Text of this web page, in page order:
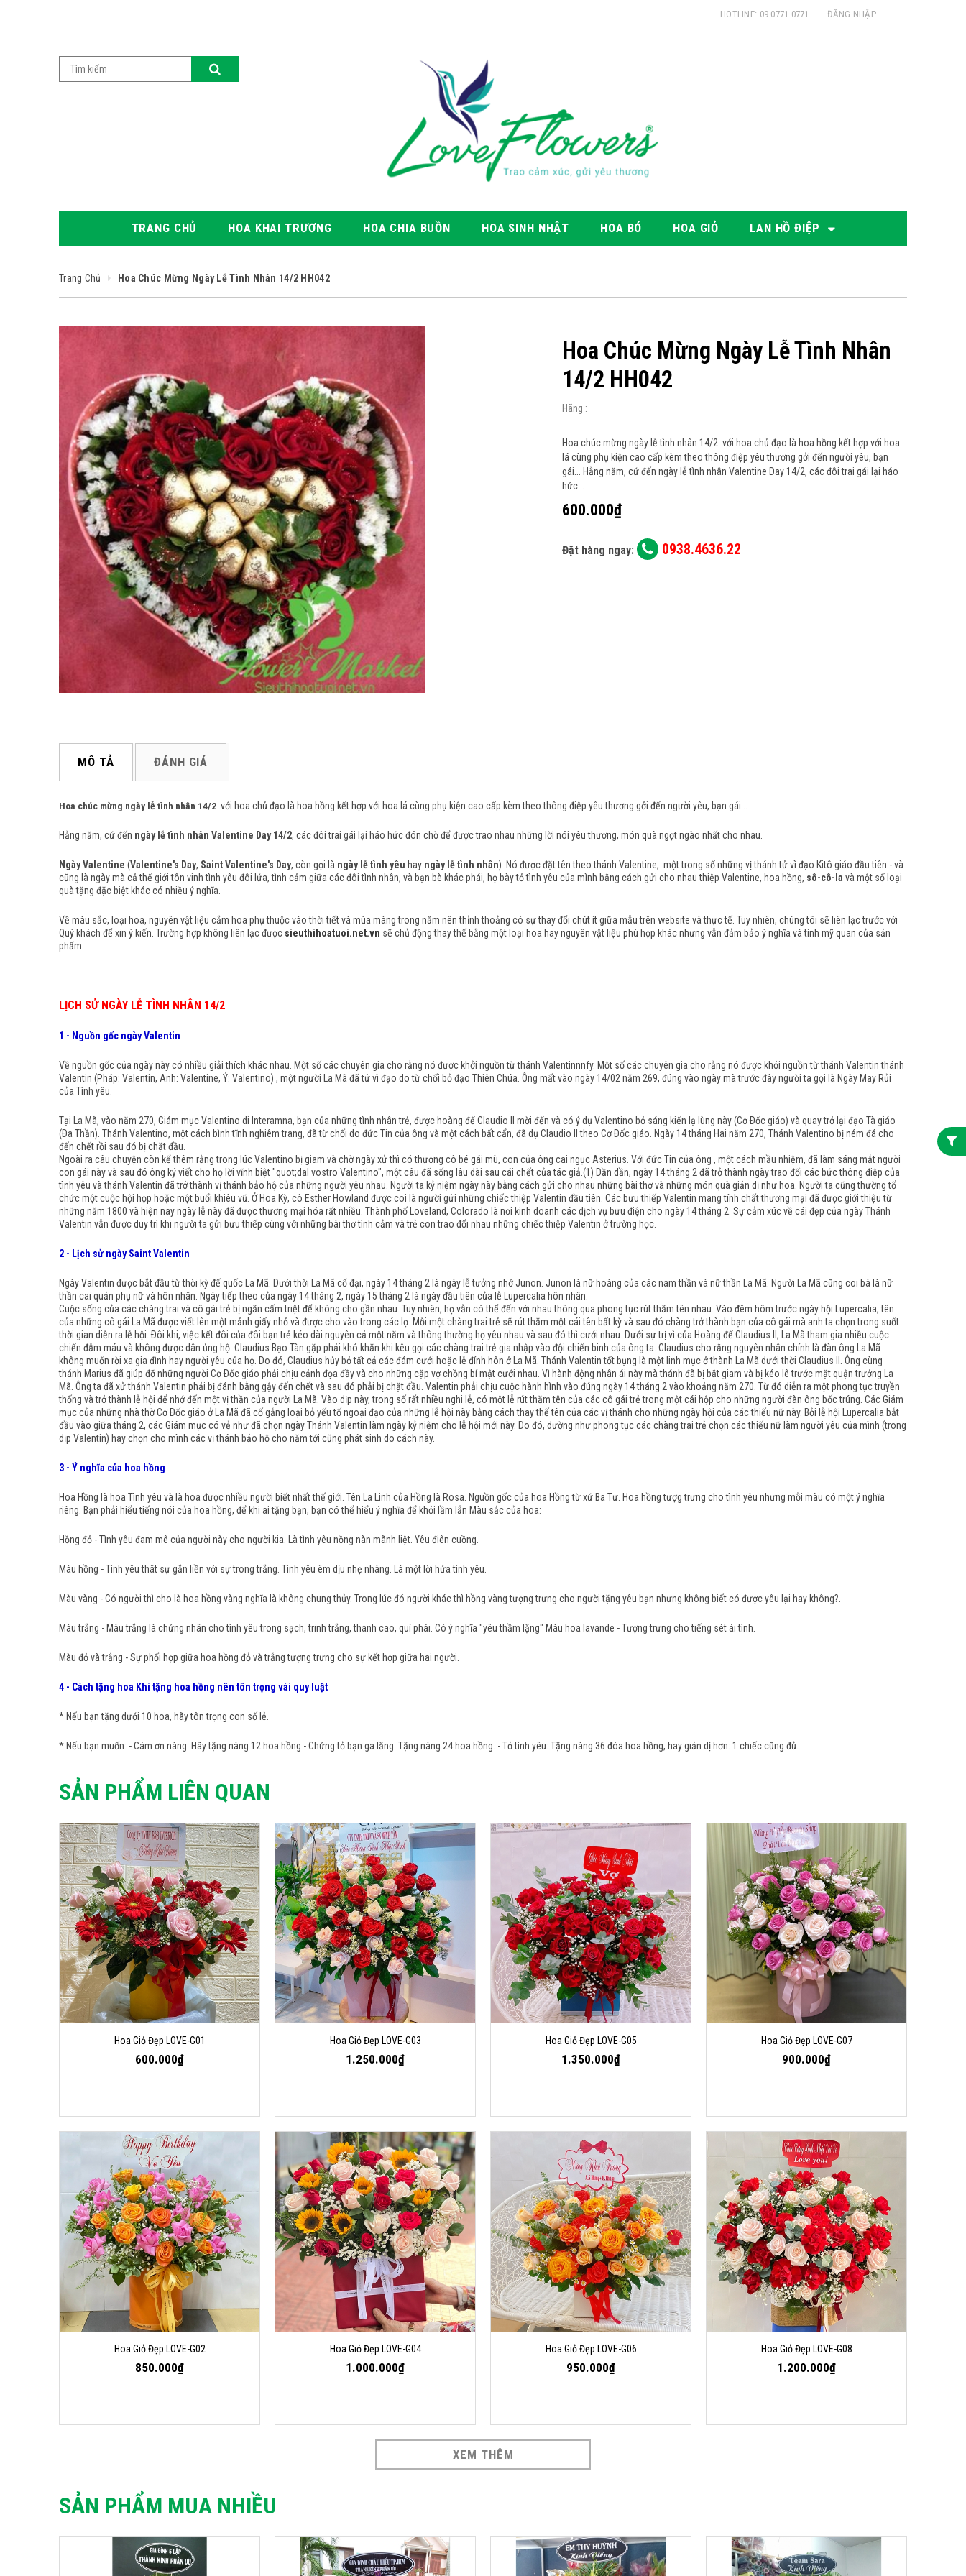
ĐĂNG NHẬP
HOTLINE: 09.0771.0771
TRANG CHỦ HOA KHAI TRƯƠNG HOA CHIA BUỒN HOA SINH NHẬT HOA BÓ HOA GIỎ LAN HỒ ĐIỆP
Trang Chủ Hoa Chúc Mừng Ngày Lễ Tình Nhân 14/2 HH042
Hoa Chúc Mừng Ngày Lễ Tình Nhân
14/2 HH042
Hãng :
Hoa chúc mừng ngày lễ tình nhân 14/2 với hoa chủ đạo là hoa hồng kết hợp với hoa
lá cùng phụ kiện cao cấp kèm theo thông điệp yêu thương gởi đến người yêu, bạn
gái... Hằng năm, cứ đến ngày lễ tình nhân Valentine Day 14/2, các đôi trai gái lại háo
hức...
600.000₫
Đặt hàng ngay: 0938.4636.22
MÔ TẢ ĐÁNH GIÁ
Hoa chúc mừng ngày lễ tình nhân 14/2 với hoa chủ đạo là hoa hồng kết hợp với hoa lá cùng phụ kiện cao cấp kèm theo thông điệp yêu thương gởi đến người yêu, bạn gái...
Hằng năm, cứ đến ngày lễ tình nhân Valentine Day 14/2, các đôi trai gái lại háo hức đón chờ để được trao nhau những lời nói yêu thương, món quà ngọt ngào nhất cho nhau.
Ngày Valentine (Valentine's Day, Saint Valentine's Day, còn gọi là ngày lễ tình yêu hay ngày lễ tình nhân) Nó được đặt tên theo thánh Valentine, một trong số những vị thánh tử vì đạo Kitô giáo đầu tiên - và
cũng là ngày mà cả thế giới tôn vinh tình yêu đôi lứa, tình cảm giữa các đôi tình nhân, và bạn bè khác phái, họ bày tỏ tình yêu của mình bằng cách gửi cho nhau thiệp Valentine, hoa hồng, sô-cô-la và một số loại
quà tặng đặc biệt khác có nhiều ý nghĩa.
Về màu sắc, loại hoa, nguyên vật liệu cắm hoa phụ thuộc vào thời tiết và mùa màng trong năm nên thỉnh thoảng có sự thay đổi chút ít giữa mẫu trên website và thực tế. Tuy nhiên, chúng tôi sẽ liên lạc trước với
Quý khách để xin ý kiến. Trường hợp không liên lạc được sieuthihoatuoi.net.vn sẽ chủ động thay thế bằng một loại hoa hay nguyên vật liệu phù hợp khác nhưng vẫn đảm bảo ý nghĩa và tính mỹ quan của sản
phẩm.
LỊCH SỬ NGÀY LỄ TÌNH NHÂN 14/2
1 - Nguồn gốc ngày Valentin
Về nguồn gốc của ngày này có nhiều giải thích khác nhau. Một số các chuyên gia cho rằng nó được khởi nguồn từ thánh Valentinnnfy. Một số các chuyên gia cho rằng nó được khởi nguồn từ thánh Valentin thánh
Valentin (Pháp: Valentin, Anh: Valentine, Ý: Valentino) , một người La Mã đã tử vì đạo do từ chối bỏ đạo Thiên Chúa. Ông mất vào ngày 14/02 năm 269, đúng vào ngày mà trước đây người ta gọi là Ngày May Rủi
của Tình yêu.
Tại La Mã, vào năm 270, Giám mục Valentino di Interamna, bạn của những tình nhân trẻ, được hoàng đế Claudio II mời đến và có ý dụ Valentino bỏ sáng kiến lạ lùng này (Cơ Ðốc giáo) và quay trở lại đạo Tà giáo
(Ða Thần). Thánh Valentino, một cách bình tĩnh nghiêm trang, đã từ chối do đức Tin của ông và một cách bất cẩn, đã dụ Claudio II theo Cơ Ðốc giáo. Ngày 14 tháng Hai năm 270, Thánh Valentino bị ném đá cho
đến chết rồi sau đó bị chặt đầu.
Ngoài ra câu chuyện còn kể thêm rằng trong lúc Valentino bị giam và chờ ngày xử thì có thương cô bé gái mù, con của ông cai ngục Asterius. Với đức Tin của ông , một cách mầu nhiệm, đã làm sáng mắt người
con gái này và sau đó ông ký viết cho họ lời vĩnh biệt "quot;dal vostro Valentino", một câu đã sống lâu dài sau cái chết của tác giả.(1) Dần dần, ngày 14 tháng 2 đã trở thành ngày trao đổi các bức thông điệp của
tình yêu và thánh Valentin đã trở thành vị thánh bảo hộ của những người yêu nhau. Người ta kỷ niệm ngày này bằng cách gửi cho nhau những bài thơ và những món quà giản dị như hoa. Người ta cũng thường tổ
chức một cuộc hội họp hoặc một buổi khiêu vũ. Ở Hoa Kỳ, cô Esther Howland được coi là người gửi những chiếc thiệp Valentin đầu tiên. Các bưu thiếp Valentin mang tính chất thương mại đã được giới thiệu từ
những năm 1800 và hiện nay ngày lễ này đã được thương mại hóa rất nhiều. Thành phố Loveland, Colorado là nơi kinh doanh các dịch vụ bưu điện cho ngày 14 tháng 2. Sự cảm xúc về cái đẹp của ngày Thánh
Valentin vẫn được duy trì khi người ta gửi bưu thiếp cùng với những bài thơ tình cảm và trẻ con trao đổi nhau những chiếc thiệp Valentin ở trường học.
2 - Lịch sử ngày Saint Valentin
Ngày Valentin được bắt đầu từ thời kỳ đế quốc La Mã. Dưới thời La Mã cổ đại, ngày 14 tháng 2 là ngày lễ tưởng nhớ Junon. Junon là nữ hoàng của các nam thần và nữ thần La Mã. Người La Mã cũng coi bà là nữ
thần cai quản phụ nữ và hôn nhân. Ngày tiếp theo của ngày 14 tháng 2, ngày 15 tháng 2 là ngày đầu tiên của lễ Lupercalia hôn nhân.
Cuộc sống của các chàng trai và cô gái trẻ bị ngăn cấm triệt để không cho gần nhau. Tuy nhiên, họ vẫn có thể đến với nhau thông qua phong tục rút thăm tên nhau. Vào đêm hôm trước ngày hội Lupercalia, tên
của những cô gái La Mã được viết lên một mảnh giấy nhỏ và được cho vào trong các lọ. Mỗi một chàng trai trẻ sẽ rút thăm một cái tên bất kỳ và sau đó chàng trở thành bạn của cô gái mà anh ta chọn trong suốt
thời gian diễn ra lễ hội. Ðôi khi, việc kết đôi của đôi bạn trẻ kéo dài nguyên cả một năm và thông thường họ yêu nhau và sau đó thì cưới nhau. Dưới sự trị vì của Hoàng đế Claudius II, La Mã tham gia nhiều cuộc
chiến đẫm máu và không được dân ủng hộ. Claudius Bạo Tàn gặp phải khó khăn khi kêu gọi các chàng trai trẻ gia nhập vào đội chiến binh của ông ta. Claudius cho rằng nguyên nhân chính là đàn ông La Mã
không muốn rời xa gia đình hay người yêu của họ. Do đó, Claudius hủy bỏ tất cả các đám cưới hoặc lễ đính hôn ở La Mã. Thánh Valentin tốt bụng là một linh mục ở thành La Mã dưới thời Claudius II. Ông cùng
thánh Marius đã giúp đỡ những người Cơ Ðốc giáo phải chịu cảnh đọa đầy và cho những cặp vợ chồng bí mật cưới nhau. Vì hành động nhân ái này mà thánh đã bị bắt giam và bị kéo lê trước mặt quận trưởng La
Mã. Ông ta đã xử thánh Valentin phải bị đánh bằng gậy đến chết và sau đó phải bị chặt đầu. Valentin phải chịu cuộc hành hình vào đúng ngày 14 tháng 2 vào khoảng năm 270. Từ đó diễn ra một phong tục truyền
thống và trở thành lễ hội để nhớ đến một vị thần của người La Mã. Vào dịp này, trong số rất nhiều nghi lễ, có một lễ rút thăm tên của các cô gái trẻ trong một cái hộp cho những người đàn ông bốc trúng. Các Giám
mục của những nhà thờ Cơ Ðốc giáo ở La Mã đã cố gắng loại bỏ yếu tố ngoại đạo của những lễ hội này bằng cách thay thế tên của các vị thánh cho những ngày hội của các thiếu nữ này. Bởi lễ hội Lupercalia bắt
đầu vào giữa tháng 2, các Giám mục có vẻ như đã chọn ngày Thánh Valentin làm ngày kỷ niệm cho lễ hội mới này. Do đó, dường như phong tục các chàng trai trẻ chọn các thiếu nữ làm người yêu của mình (trong
dịp Valentin) hay chọn cho mình các vị thánh bảo hộ cho năm tới cũng phát sinh do cách này.
3 - Ý nghĩa của hoa hồng
Hoa Hồng là hoa Tình yêu và là hoa được nhiều người biết nhất thế giới. Tên La Linh của Hồng là Rosa. Nguồn gốc của hoa Hồng từ xứ Ba Tư. Hoa hồng tượg trưng cho tình yêu nhưng mỗi màu có một ý nghĩa
riêng. Bạn phải hiểu tiếng nói của hoa hồng, để khi ai tặng bạn, bạn có thể hiểu ý nghĩa để khỏi lầm lẫn Màu sắc của hoa:
Hồng đỏ - Tình yêu đam mê của người này cho người kia. Là tình yêu nồng nàn mãnh liệt. Yêu điên cuồng.
Màu hồng - Tình yêu thât sự gắn liền với sự trong trắng. Tình yêu êm dịu nhẹ nhàng. Là một lời hứa tình yêu.
Màu vàng - Có người thì cho là hoa hồng vàng nghĩa là không chung thủy. Trong lúc đó người khác thì hồng vàng tượng trưng cho người tặng yêu bạn nhưng không biết có được yêu lại hay không?.
Màu trắng - Màu trắng là chứng nhân cho tình yêu trong sạch, trinh trắng, thanh cao, quí phái. Có ý nghĩa "yêu thầm lặng" Màu hoa lavande - Tượng trưng cho tiếng sét ái tình.
Màu đỏ và trắng - Sự phối hợp giữa hoa hồng đỏ và trắng tượng trưng cho sự kết hợp giữa hai người.
4 - Cách tặng hoa Khi tặng hoa hồng nên tôn trọng vài quy luật
* Nếu bạn tặng dưới 10 hoa, hãy tôn trọng con số lẻ.
* Nếu bạn muốn: - Cám ơn nàng: Hãy tặng nàng 12 hoa hồng - Chứng tỏ bạn ga lăng: Tặng nàng 24 hoa hồng. - Tỏ tình yêu: Tặng nàng 36 đóa hoa hồng, hay giản dị hơn: 1 chiếc cũng đủ.
SẢN PHẨM LIÊN QUAN
Hoa Giỏ Đẹp LOVE-G01
600.000₫
Hoa Giỏ Đẹp LOVE-G02
850.000₫
Hoa Giỏ Đẹp LOVE-G03
1.250.000₫
Hoa Giỏ Đẹp LOVE-G04
1.000.000₫
Hoa Giỏ Đẹp LOVE-G05
1.350.000₫
Hoa Giỏ Đẹp LOVE-G06
950.000₫
Hoa Giỏ Đẹp LOVE-G07
900.000₫
Hoa Giỏ Đẹp LOVE-G08
1.200.000₫
XEM THÊM
SẢN PHẨM MUA NHIỀU